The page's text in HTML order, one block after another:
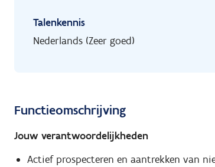
Talenkennis
Nederlands (Zeer goed)
Functieomschrijving
Jouw verantwoordelijkheden
Actief prospecteren en aantrekken van